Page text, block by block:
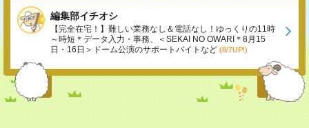
編集部イチオシ
【完全在宅！】難しい業務なし＆電話なし！ゆっくりの11時
～時短＊データ入力・事務、＜SEKAI NO OWARI＊8月15
日・16日＞ドーム公演のサポートバイトなど (8/7UP!)